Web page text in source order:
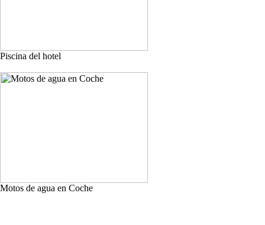
Piscina del hotel
Motos de agua en Coche